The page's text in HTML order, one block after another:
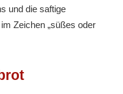
und die saftige
Zeichen „süßes oder